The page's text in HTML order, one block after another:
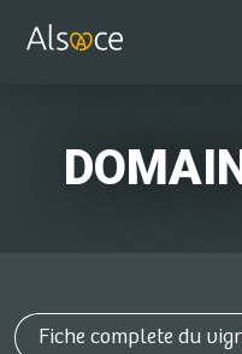
Fiche complete du